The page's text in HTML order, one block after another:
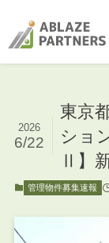
東京
ショ
Ⅱ】
2026
6/22
管理物件募集速報